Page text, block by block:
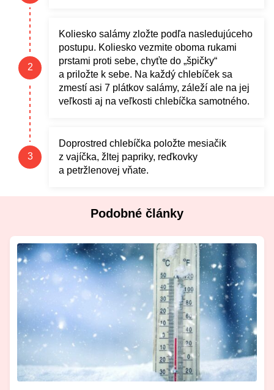
Koliesko salámy zložte podľa nasledujúceho
postupu. Koliesko vezmite oboma rukami
prstami proti sebe, chyťte do „špičky“
a priložte k sebe. Na každý chlebíček sa
zmestí asi 7 plátkov salámy, záleží ale na jej
veľkosti aj na veľkosti chlebíčka samotného.
Doprostred chlebíčka položte mesiačik
z vajíčka, žltej papriky, reďkovky
a petržlenovej vňate.
Podobné články